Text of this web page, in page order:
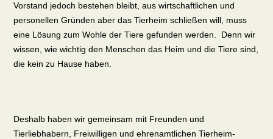
Vorstand jedoch bestehen bleibt, aus wirtschaftlichen und
personellen Gründen aber das Tierheim schließen will, muss
eine Lösung zum Wohle der Tiere gefunden werden.
Denn wir
wissen, wie wichtig den Menschen das Heim und die Tiere sind,
die kein zu Hause haben.
Deshalb haben wir gemeinsam mit Freunden und
Tierliebhabern, Freiwilligen und ehrenamtlichen Tierheim-